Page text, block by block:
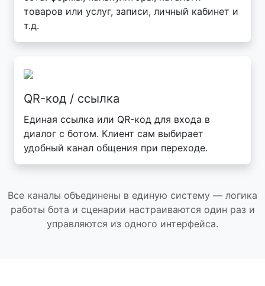
товаров или услуг, записи, личный кабинет и
т.д.
QR-код / ссылка
Единая ссылка или QR-код для входа в
диалог с ботом. Клиент сам выбирает
удобный канал общения при переходе.
Все каналы объединены в единую систему — логика
работы бота и сценарии настраиваются один раз и
управляются из одного интерфейса.